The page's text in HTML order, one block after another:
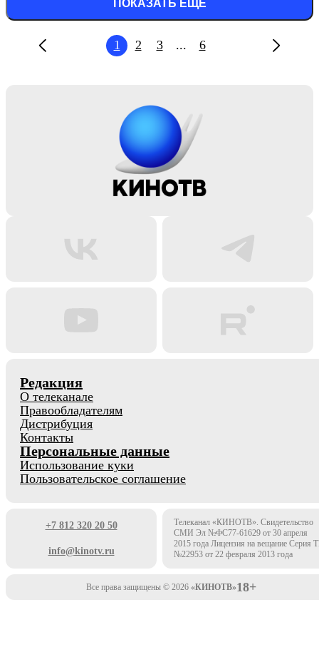
ПОКАЗАТЬ ЕЩЕ
1 2 3 ... 6
Редакция
О телеканале
Правообладателям
Дистрибуция
Контакты
Персональные данные
Использование куки
Пользовательское соглашение
+7 812 320 20 50
info@kinotv.ru
Телеканал «КИНОТВ». Свидетельство
СМИ Эл №ФС77-61629 от 30 апреля
2015 года Лицензия на вещание Серия
№22953 от 22 февраля 2013 года
Все права защищены © 2026 «КИНОТВ»18+